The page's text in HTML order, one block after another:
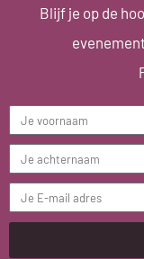
Blijf je op de